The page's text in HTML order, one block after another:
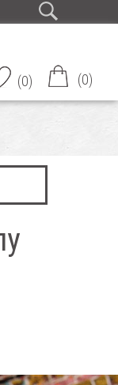
(0) (0)